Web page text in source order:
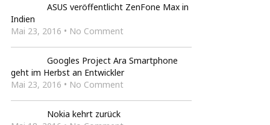
ASUS veröffentlicht ZenFone Max in
Indien
Mai 23, 2016 • No Comment
Googles Project Ara Smartphone
geht im Herbst an Entwickler
Mai 23, 2016 • No Comment
Nokia kehrt zurück